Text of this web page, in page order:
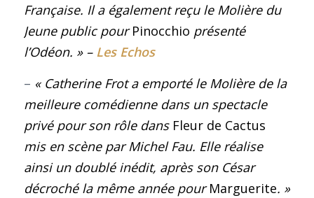
Française. Il a également reçu le Molière du
Jeune public pourPinocchio présenté
l’Odéon. » – Les Echos
– « Catherine Frot a emporté le Molière de la
meilleure comédienne dans un spectacle
privé pour son rôle dans Fleur de Cactus
mis en scène par Michel Fau. Elle réalise
ainsi un doublé inédit, après son César
décroché la même année pourMarguerite. »